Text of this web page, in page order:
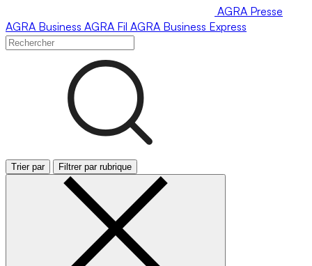
AGRA Presse
AGRA Business AGRA Fil AGRA Business Express
Trier par Filtrer par rubrique